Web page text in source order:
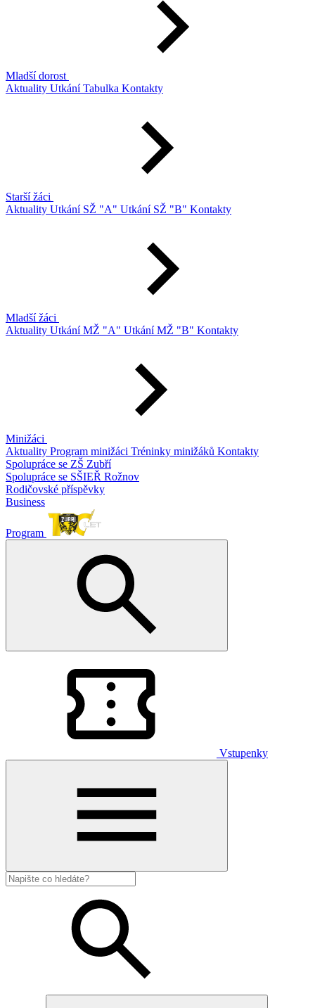
Mladší dorost
Aktuality UtkáníTabulka Kontakty
Starší žáci
Aktuality Utkání SŽ "A" Utkání SŽ "B" Kontakty
Mladší žáci
Aktuality Utkání MŽ "A" Utkání MŽ "B" Kontakty
Minižáci
Aktuality Program minižáci Tréninky minižáků Kontakty
Spolupráce se ZŠ Zubří
Spolupráce se SŠIEŘ Rožnov
Rodičovské příspěvky
Business
Program
Vstupenky